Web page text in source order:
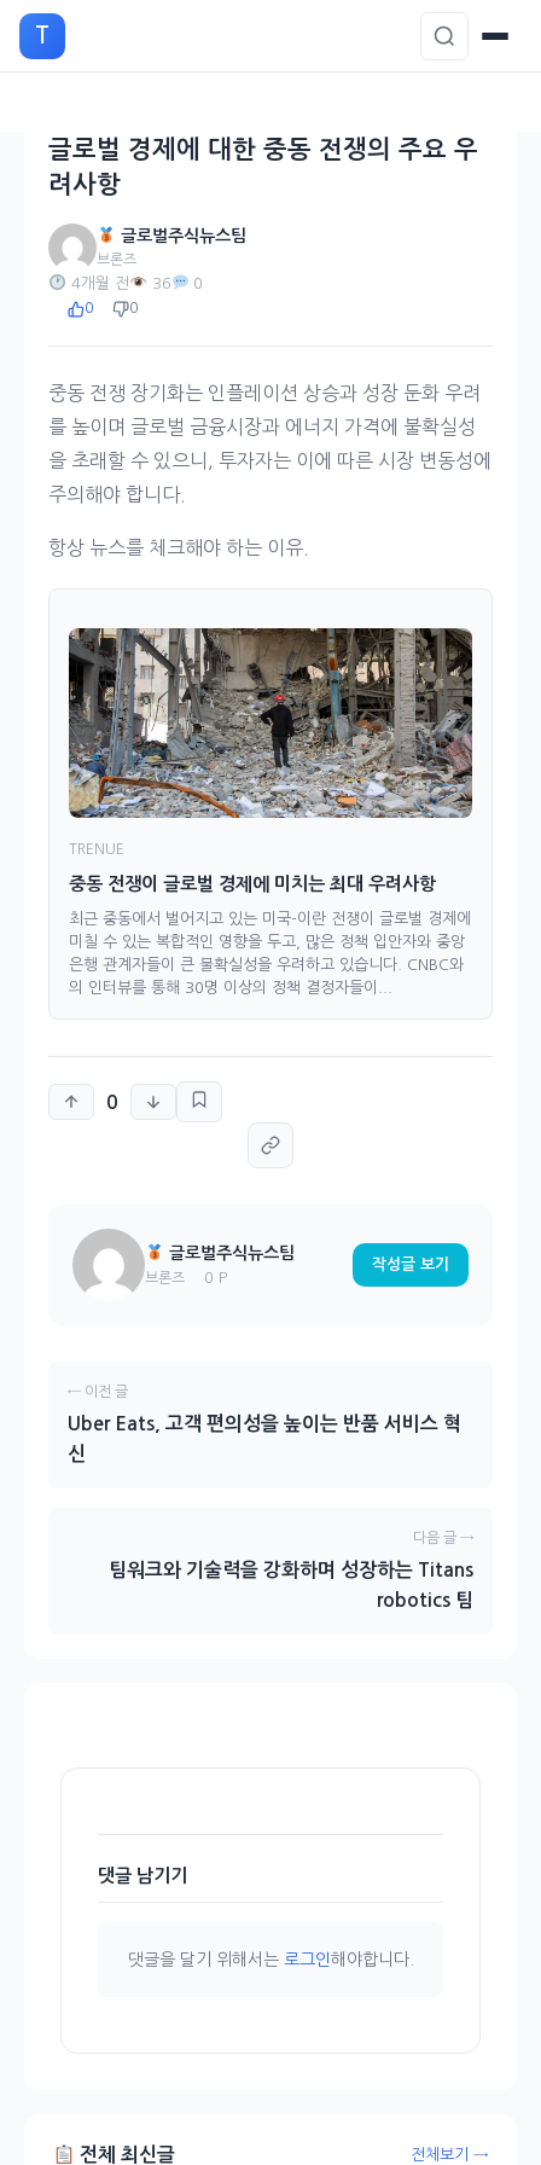
으
T
글로벌 경제에 대한 중동 전쟁의 주요 우
려사항
글로벌주식뉴스팀
브론즈
4개월 전 36 0
0 0
중동 전쟁 장기화는 인플레이션 상승과 성장 둔화 우려
를 높이며 글로벌 금융시장과 에너지 가격에 불확실성
을 초래할 수 있으니, 투자자는 이에 따른 시장 변동성에
주의해야 합니다.
항상 뉴스를 체크해야 하는 이유.
TRENUE
중동 전쟁이 글로벌 경제에 미치는 최대 우려사항
최근 중동에서 벌어지고 있는 미국-이란 전쟁이 글로벌 경제에
미칠 수 있는 복합적인 영향을 두고, 많은 정책 입안자와 중앙
은행 관계자들이 큰 불확실성을 우려하고 있습니다. CNBC와
의 인터뷰를 통해 30명 이상의 정책 결정자들이...
0
글로벌주식뉴스팀
브론즈 0 P
작성글 보기
← 이전 글
Uber Eats, 고객 편의성을 높이는 반품 서비스 혁
신
다음 글 →
팀워크와 기술력을 강화하며 성장하는 Titans
robotics 팀
댓글 남기기
댓글을 달기 위해서는 로그인해야합니다.
전체 최신글 전체보기 →